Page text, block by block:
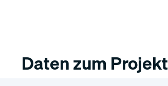
Daten zum Projekt